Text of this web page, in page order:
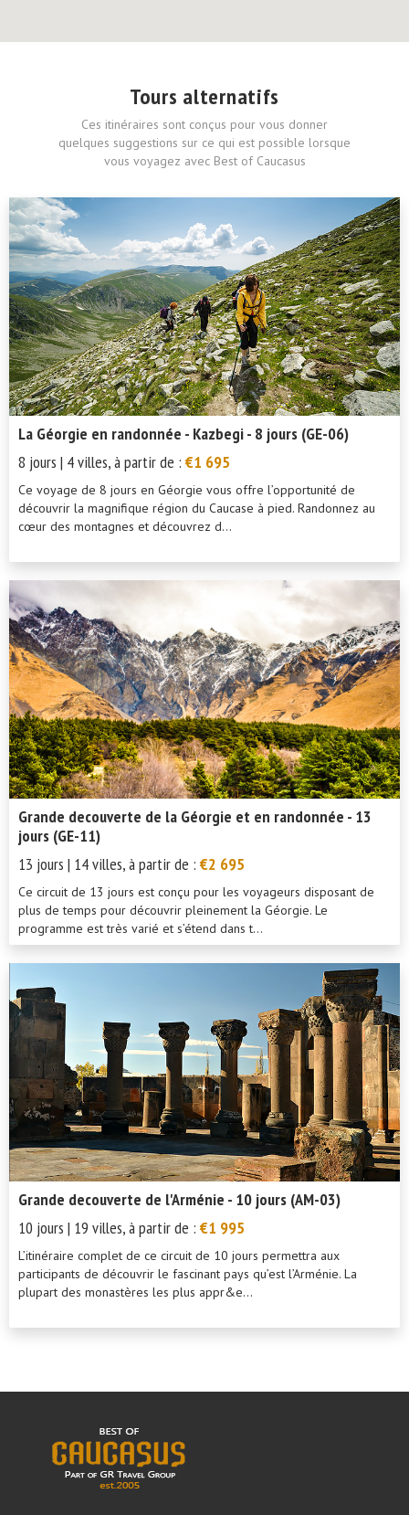
Tours alternatifs
Ces itinéraires sont conçus pour vous donner
quelques suggestions sur ce qui est possible lorsque
vous voyagez avec Best of Caucasus
La Géorgie en randonnée - Kazbegi - 8 jours (GE-06)
8 jours | 4 villes, à partir de :€1 695
Ce voyage de 8 jours en Géorgie vous offre l’opportunité de
découvrir la magnifique région du Caucase à pied. Randonnez au
cœur des montagnes et découvrez d...
Grande decouverte de la Géorgie et en randonnée - 13
jours (GE-11)
13 jours | 14 villes, à partir de :€2 695
Ce circuit de 13 jours est conçu pour les voyageurs disposant de
plus de temps pour découvrir pleinement la Géorgie. Le
programme est très varié et s’étend dans t...
Grande decouverte de l'Arménie - 10 jours (AM-03)
10 jours | 19 villes, à partir de :€1 995
L’itinéraire complet de ce circuit de 10 jours permettra aux
participants de découvrir le fascinant pays qu’est l’Arménie. La
plupart des monastères les plus appr&e...